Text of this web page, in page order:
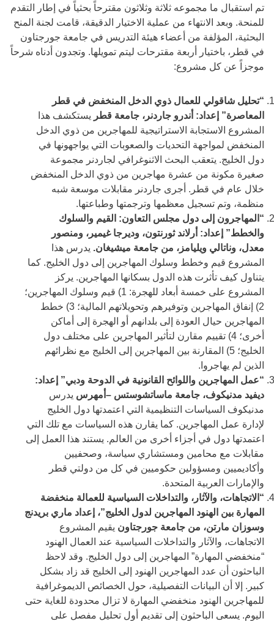
تم استقبال ما مجموعه ثلاثة وثلاثون مقترحاً بحثياً في إطار التقدم
للمنحة. وبعد الانتهاء من عملية الاختيار الدقيقة، قامت لجنة المنح
البحثية، المؤلفة من أعضاء هيئة التدريس في جامعة جورجتاون
في قطر، باختيار أربعة مقترحات ليتم تمويلها. وتجدون أدناه شرحاً
موجزاً عن كل مشروع:
“تحليل شاقولي للعمال ذوي الدخل المنخفض في قطر
المعاصرة” إعداد: أندرو جاردنر، جامعة قطر يستكشف هذا
المشروع الاستجابة الاستراتيجية للمهاجرين من ذوي الدخل
المنخفض لمواجهة التحديات والصعوبات التي يواجهونها في
دول الخليج. يتعقب البحث الاثنوغرافي لجاردنر مجموعة
صغيرة مكونة من عشرة مهاجرين من ذوي الدخل المنخفض
خلال عام في قطر. أجرى جاردنر مقابلات موسعة شبه
منظمة، وتم تسجيل معظمها وترجمتها وطباعتها.
“المهاجرون إلى دول مجلس التعاون: القيم والسلوك
والخطط” إعداد: أرلاند ثورنتون، وديرجا غيمير، ومنصور
معدل، وناتالي ويليامز، من جامعة ميشيغان. يدرس هذا
المشروع قيم وخطط وسلوك المهاجرين إلى دول الخليج. كما
يتناول كيف تأثرت هذه الدول بسكانها المهاجرين. يركز
المشروع على خمسة أبعاد للهجرة: 1) قيم وسلوك المهاجرين؛
2) إنفاق المهاجرين وتوفيرهم وتحويلاتهم المالية؛ 3) خطط
المهاجرين حيال العودة إلى بلدانهم أو الهجرة إلى أماكن
أخرى؛ 4) تقييم مقارن لتأثير المهاجرين على مختلف دول
الخليج؛ 5) المقارنة بين المهاجرين إلى الخليج مع نظرائهم
الذين لم يهاجروا.
“عمل المهاجرين واللوائح القانونية في الدوحة ودبي” إعداد:
ديفيد مدنيكوف، جامعة ماساتشوستس –أمهرس يدرس
مدنيكوف السياسات التنظيمية التي اعتمدتها دول الخليج
لإدارة عمل المهاجرين. كما يقارن هذه السياسات مع تلك التي
اعتمدتها دول في أجزاء أخرى من العالم. يستند هذا العمل إلى
مقابلات مع محامين ومستشاري سياسة، وصحفيين
وأكاديميين ومسؤولين حكوميين في كل من دولتي قطر
والإمارات العربية المتحدة.
“الاتجاهات، والآثار، والتداخلات السياسية للعمالة منخفضة
المهارة بين الهنود المهاجرين لدول الخليج”، إعداد ماري بريدنج
وسوزان مارتن، من جامعة جورجتاون يقيم المشروع
الاتجاهات، والآثار والتداخلات السياسية عند العمال الهنود
“منخفضي المهارة” المهاجرين إلى دول الخليج. وقد لاحظ
الباحثون أن عدد المهاجرين الهنود إلى الخليج قد زاد بشكل
كبير. إلا أن البيانات التفصيلية، حول الخصائص الديموغرافية
للمهاجرين الهنود منخفضي المهارة لا تزال محدودة للغاية حتى
اليوم. يسعى الباحثون إلى تقديم أول تحليل مفصل على